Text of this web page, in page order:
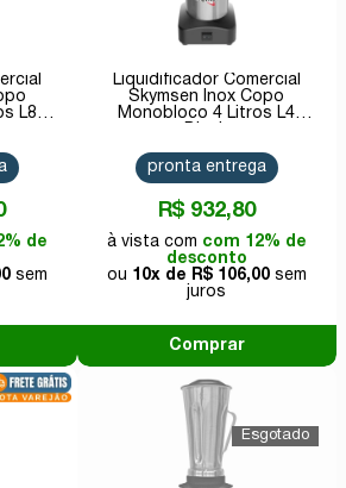
L8
de
Liquidificador Comercial
Skymsen Inox Copo
Monobloco 4 Litros L4
R$ 932,80
com 12% de
desconto
10x de
R$ 106,00
pronta entrega
Comprar